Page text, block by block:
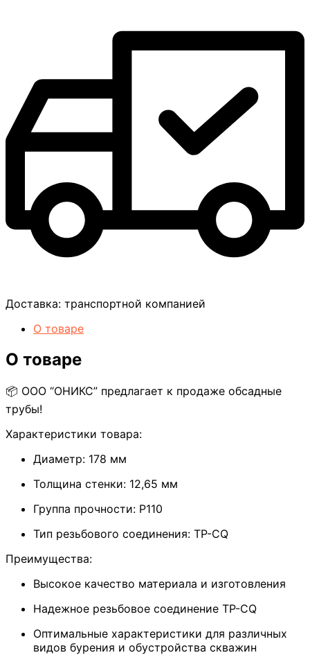
Доставка: транспортной компанией
О товаре
О товаре
📦 ООО “ОНИКС” предлагает к продаже обсадные
трубы!
Характеристики товара:
Диаметр: 178 мм
Толщина стенки: 12,65 мм
Группа прочности: Р110
Тип резьбового соединения: TP-CQ
Преимущества:
Высокое качество материала и изготовления
Надежное резьбовое соединение TP-CQ
Оптимальные характеристики для различных
видов бурения и обустройства скважин